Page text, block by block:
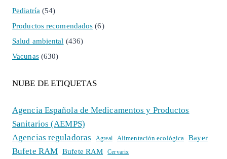
Pediatría (54)
Productos recomendados (6)
Salud ambiental (436)
Vacunas(630)
NUBE DE ETIQUETAS
Agencia Española de Medicamentos y Productos
Sanitarios (AEMPS)
Agencias reguladoras
Agreal Alimentación ecológica Bayer
Bufete RAM Bufete RAM Cervarix